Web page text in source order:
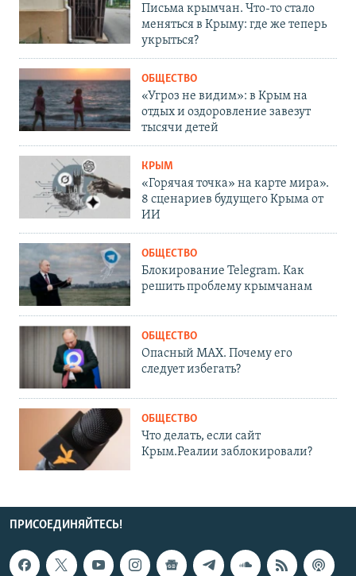
Письма крымчан. Что-то стало
меняться в Крыму: где же теперь
укрыться?
ОБЩЕСТВО
«Угроз не видим»: в Крым на
отдых и оздоровление завезут
тысячи детей
КРЫМ
«Горячая точка» на карте мира».
8 сценариев будущего Крыма от
ИИ
ОБЩЕСТВО
Блокирование Telegram. Как
решить проблему крымчанам
ОБЩЕСТВО
Опасный MAX. Почему его
следует избегать?
ОБЩЕСТВО
Что делать, если сайт
Крым.Реалии заблокировали?
ПРИСОЕДИНЯЙТЕСЬ!